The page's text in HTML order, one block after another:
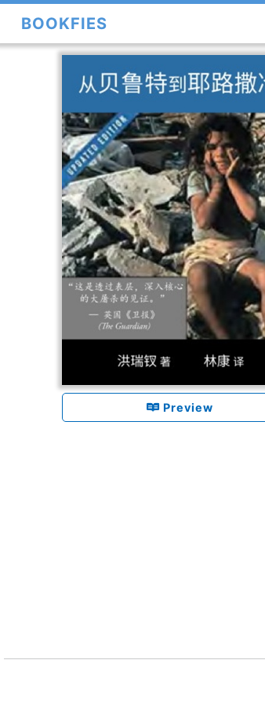
BOOKFIES
Preview